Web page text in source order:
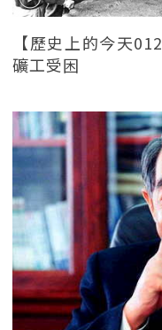
【歷史上的今天
礦工受困